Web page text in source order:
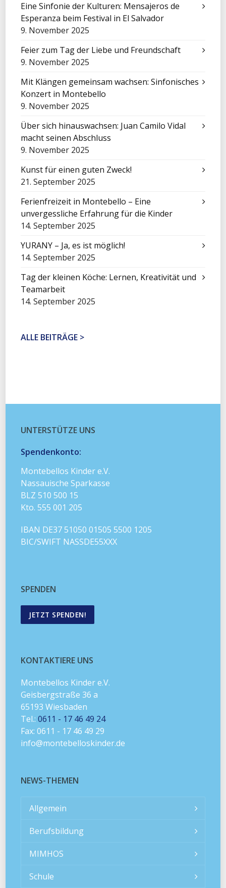
Eine Sinfonie der Kulturen: Mensajeros de
Esperanza beim Festival in El Salvador
9. November 2025
Feier zum Tag der Liebe und Freundschaft
9. November 2025
Mit Klängen gemeinsam wachsen: Sinfonisches
Konzert in Montebello
9. November 2025
Über sich hinauswachsen: Juan Camilo Vidal
macht seinen Abschluss
9. November 2025
Kunst für einen guten Zweck!
21. September 2025
Ferienfreizeit in Montebello – Eine
unvergessliche Erfahrung für die Kinder
14. September 2025
YURANY – Ja, es ist möglich!
14. September 2025
Tag der kleinen Köche: Lernen, Kreativität und
Teamarbeit
14. September 2025
ALLE BEITRÄGE >
UNTERSTÜTZE UNS
Spendenkonto:
Montebellos Kinder e.V.
Nassauische Sparkasse
BLZ 510 500 15
Kto. 555 001 205
IBAN DE37 51050 01505 5500 1205
BIC/SWIFT NASSDE55XXX
SPENDEN
JETZT SPENDEN!
KONTAKTIERE UNS
Montebellos Kinder e.V.
Geisbergstraße 36 a
65193 Wiesbaden
Tel.:0611 - 17 46 49 24
Fax: 0611 - 17 46 49 29
info@montebelloskinder.de
NEWS-THEMEN
Allgemein
Berufsbildung
MIMHOS
Schule